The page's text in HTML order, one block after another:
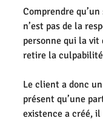
Comprendre
n’est pas de la
personne qui la vit
retire la
Le client a donc
présent qu’une
existence a créé,